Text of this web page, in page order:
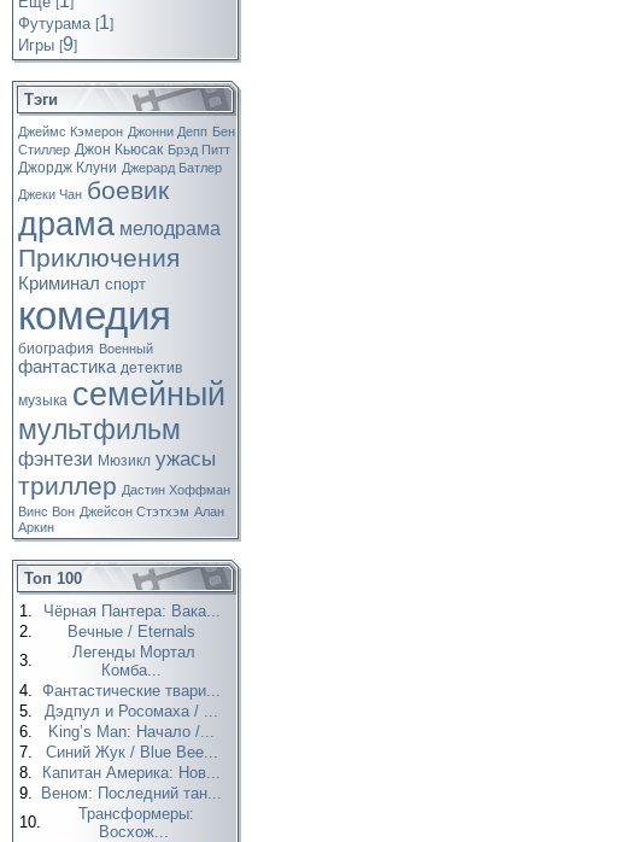
Футурама [1]
Игры [9]
Тэги
Джеймс Кэмерон Джонни Депп Бен
Стиллер Джон Кьюсак Брэд Питт
Джордж Клуни Джерард Батлер
Джеки Чан боевик
драма мелодрама
Приключения
Криминал спорт
комедия
биография Военный
фантастика детектив
музыка семейный
мультфильм
фэнтези Мюзикл ужасы
триллер Дастин Хоффман
Винс Вон Джейсон Стэтхэм Алан
Аркин
Топ 100
1.
Чёрная Пантера: Вака...
2.
Вечные / Eternals
3.
Легенды Мортал
Комба...
4. Фантастические твари...
5.
Дэдпул и Росомаха / ...
6.
King’s Man: Начало /...
7.
Синий Жук / Blue Bee...
8.
Капитан Америка: Нов...
9.
Веном: Последний тан...
10.
Трансформеры:
Восхож...